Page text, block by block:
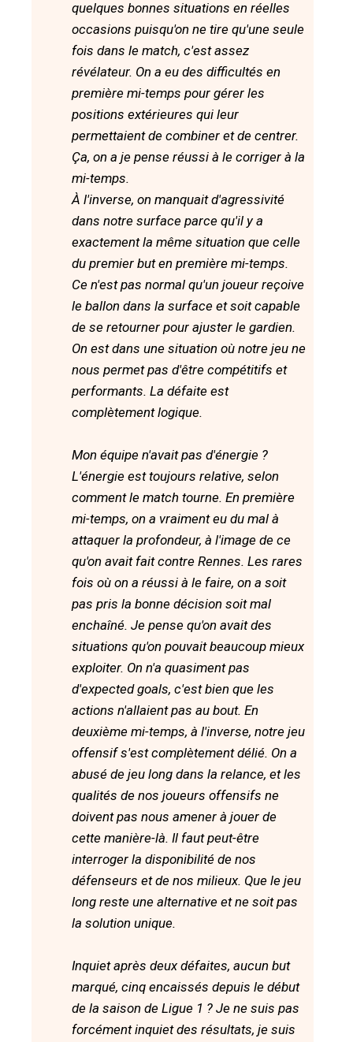
quelques bonnes situations en réelles
occasions puisqu'on ne tire qu'une seule
fois dans le match, c'est assez
révélateur. On a eu des difficultés en
première mi-temps pour gérer les
positions extérieures qui leur
permettaient de combiner et de centrer.
Ça, on a je pense réussi à le corriger à la
mi-temps.
À l'inverse, on manquait d'agressivité
dans notre surface parce qu'il y a
exactement la même situation que celle
du premier but en première mi-temps.
Ce n'est pas normal qu'un joueur reçoive
le ballon dans la surface et soit capable
de se retourner pour ajuster le gardien.
On est dans une situation où notre jeu ne
nous permet pas d'être compétitifs et
performants. La défaite est
complètement logique.
Mon équipe n'avait pas d'énergie ?
L'énergie est toujours relative, selon
comment le match tourne. En première
mi-temps, on a vraiment eu du mal à
attaquer la profondeur, à l'image de ce
qu'on avait fait contre Rennes. Les rares
fois où on a réussi à le faire, on a soit
pas pris la bonne décision soit mal
enchaîné. Je pense qu'on avait des
situations qu'on pouvait beaucoup mieux
exploiter. On n'a quasiment pas
d'expected goals, c'est bien que les
actions n'allaient pas au bout. En
deuxième mi-temps, à l'inverse, notre jeu
offensif s'est complètement délié. On a
abusé de jeu long dans la relance, et les
qualités de nos joueurs offensifs ne
doivent pas nous amener à jouer de
cette manière-là. Il faut peut-être
interroger la disponibilité de nos
défenseurs et de nos milieux. Que le jeu
long reste une alternative et ne soit pas
la solution unique.
Inquiet après deux défaites, aucun but
marqué, cinq encaissés depuis le début
de la saison de Ligue 1 ? Je ne suis pas
forcément inquiet des résultats, je suis